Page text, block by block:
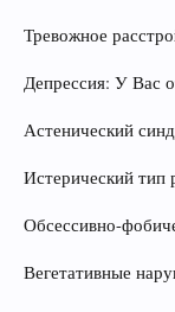
Тревожное
Депрессия: У Вас
Астенический
Истерический тип
Обсессивно-
Вегетативные